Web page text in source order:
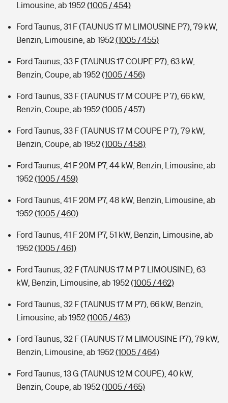
Limousine, ab 1952(1005 / 454)
Ford Taunus, 31 F (TAUNUS 17 M LIMOUSINE P7), 79 kW,
Benzin, Limousine, ab 1952(1005 / 455)
Ford Taunus, 33 F (TAUNUS 17 COUPE P7), 63 kW,
Benzin, Coupe, ab 1952(1005 / 456)
Ford Taunus, 33 F (TAUNUS 17 M COUPE P 7), 66 kW,
Benzin, Coupe, ab 1952(1005 / 457)
Ford Taunus, 33 F (TAUNUS 17 M COUPE P 7), 79 kW,
Benzin, Coupe, ab 1952(1005 / 458)
Ford Taunus, 41 F 20M P7, 44 kW, Benzin, Limousine, ab
1952(1005 / 459)
Ford Taunus, 41 F 20M P7, 48 kW, Benzin, Limousine, ab
1952(1005 / 460)
Ford Taunus, 41 F 20M P7, 51 kW, Benzin, Limousine, ab
1952(1005 / 461)
Ford Taunus, 32 F (TAUNUS 17 M P 7 LIMOUSINE), 63
kW, Benzin, Limousine, ab 1952(1005 / 462)
Ford Taunus, 32 F (TAUNUS 17 M P7), 66 kW, Benzin,
Limousine, ab 1952(1005 / 463)
Ford Taunus, 32 F (TAUNUS 17 M LIMOUSINE P7), 79 kW,
Benzin, Limousine, ab 1952(1005 / 464)
Ford Taunus, 13 G (TAUNUS 12 M COUPE), 40 kW,
Benzin, Coupe, ab 1952(1005 / 465)